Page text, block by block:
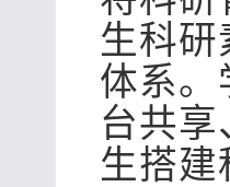
生科
体系。
台共
生搭